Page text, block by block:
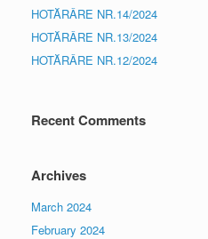
HOTĂRÂRE NR.14/2024
HOTĂRÂRE NR.13/2024
HOTĂRÂRE NR.12/2024
Recent Comments
Archives
March 2024
February 2024